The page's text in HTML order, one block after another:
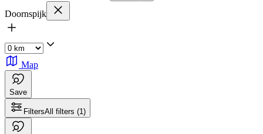
Doornspijk
Map
Save
FiltersAll filters (1)